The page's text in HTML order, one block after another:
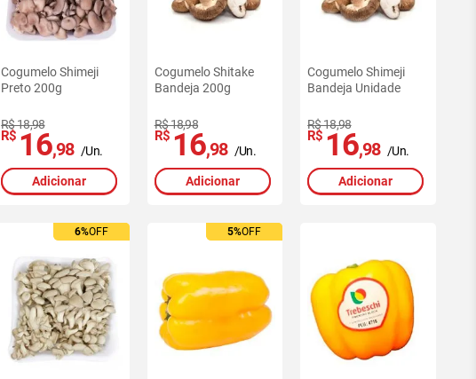
Cogumelo Shimeji
Preto 200g
R$ 18,98
R$ 16,98 /Un.
Adicionar
Cogumelo Shitake
Bandeja 200g
R$ 18,98
R$ 16,98 /Un.
Adicionar
Cogumelo Shimeji
Bandeja Unidade
R$ 18,98
R$ 16,98 /Un.
Adicionar
6%OFF
6%OFF 5%OFF
5%OFF